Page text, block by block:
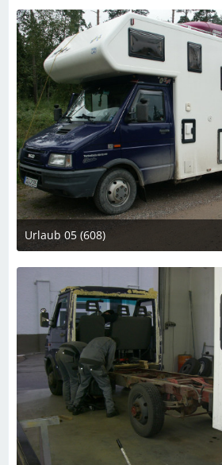
Urlaub 05 (608)
7. März 2023 um 19:08